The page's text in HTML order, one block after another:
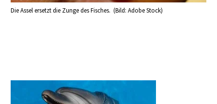
Die Assel ersetzt die Zunge des Fisches. (Bild: Adobe Stock)